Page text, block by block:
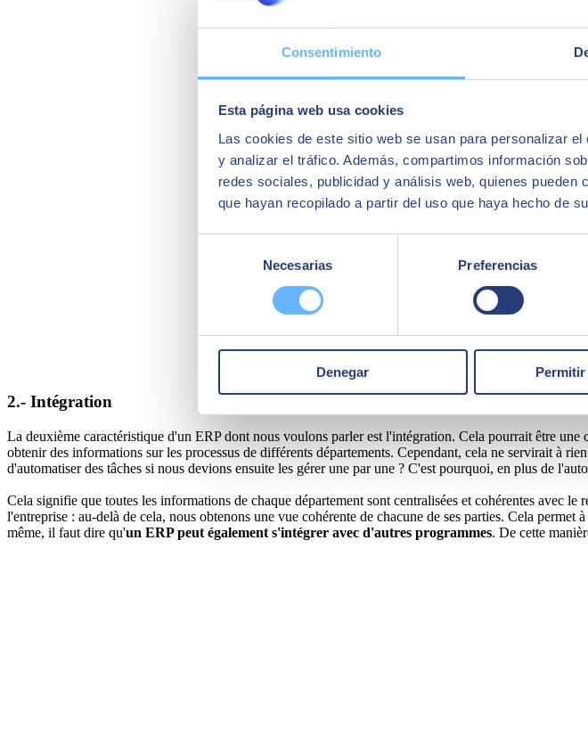
Consentimiento
Esta página web usa cookies
Las cookies de este sitio web se usan para personalizar
y analizar el tráfico. Además, compartimos información
redes sociales, publicidad y análisis web, quienes
que hayan recopilado a partir del uso que haya hecho de
consentimiento
Necesarias Preferencias
Denegar
2.- Intégration
La deuxième caractéristique d'un ERPdont nous voulons parler est l'intégration. Cela pourrait être une
obtenir des informations sur les processus de différents départements. Cependant, cela ne servirait à
d'automatiser des tâches si nous devions ensuite les gérer une par une ? C'est pourquoi, en plus de
Cela signifie que toutes les informations de chaque département sont centralisées et cohérentes avec
l'entreprise : au-delà de cela, nous obtenons une vue cohérente de chacune de ses parties. Cela
même, il faut dire qu'un ERP peut également s'intégrer avec d'autres programmes. De cette